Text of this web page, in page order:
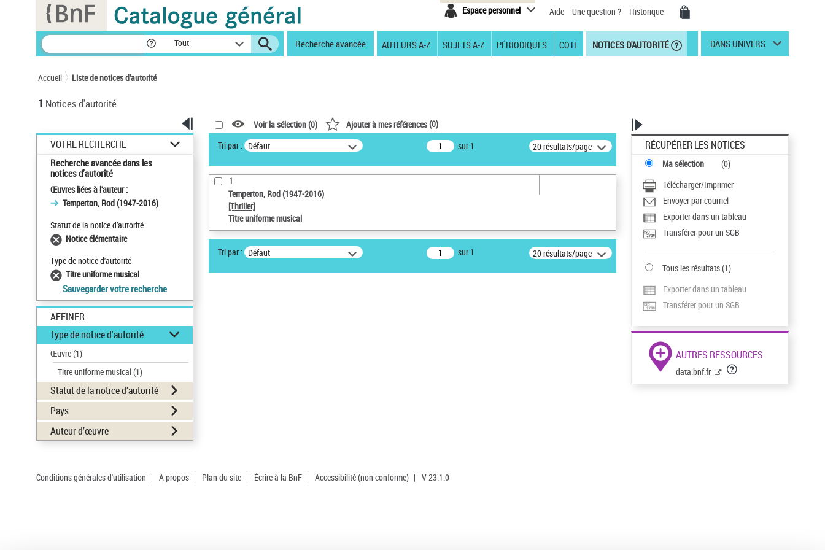
Espace personnel Aide Une question ? Historique
Tout Recherche avancée AUTEURS A-Z SUJETS A-Z PÉRIODIQUES COTE NOTICES D'AUTORITÉ DANS UNIVERS
Accueil Liste de notices d’autorité
1 Notices d'autorité
VOTRE RECHERCHE
Recherche avancée dans les
notices d’autorité
Œuvres liées à l'auteur :
Temperton, Rod (1947-2016)
Statut de la notice d’autorité
Notice élémentaire
Type de notice d'autorité
Titre uniforme musical
Sauvegarder votre recherche
AFFINER
Type de notice d'autorité
Œuvre(1)
Titre uniforme musical(1)
Statut de la notice d’autorité
Pays
Auteur d’œuvre
Voir la sélection (0) Ajouter à mes références(0)
Tri par : Défaut sur 1 20 résultats/page
1
Temperton, Rod (1947-2016)
[Thriller]
Titre uniforme musical
Tri par : Défaut sur 1 20 résultats/page
RÉCUPÉRER LES NOTICES
Ma sélection (0)
Télécharger/Imprimer
Envoyer par courriel
Exporter dans un tableau
Transférer pour un SGB
Tous les résultats(1)
Exporter dans un tableau
Transférer pour un SGB
AUTRES RESSOURCES
data.bnf.fr
Conditions générales d'utilisation | A propos | Plan du site | Écrire à la BnF | Accessibilité (non conforme) | V 23.1.0
Panneau de gestion des cookies